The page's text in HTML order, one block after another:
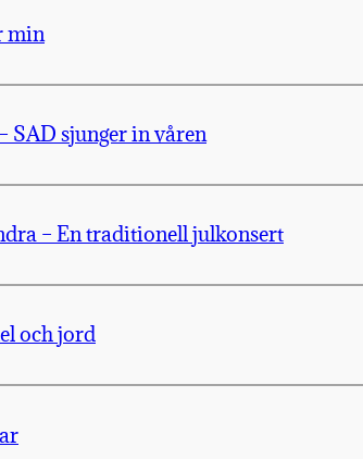
min
SAD sjunger in våren
– En traditionell julkonsert
och jord